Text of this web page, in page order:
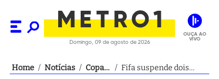
Domingo, 09 de agosto de 2026
OUÇA AO
VIVO
Home / Notícias / Copa
/ Fifa suspende dois